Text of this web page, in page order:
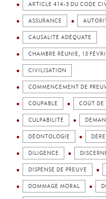
ARTICLE 414-3 DU CODE
ASSURANCE
CAUSALITÉ ADÉQUATE
CHAMBRE RÉUNIE, 13
CIVILISATION
COMMENCEMENT DE
COUPABLE COÛT DE
CULPABILITÉ
DÉONTOLOGIE
DILIGENCE
DISPENSE DE PREUVE
DOMMAGE MORAL